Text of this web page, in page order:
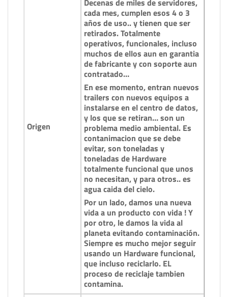
Origen
Decenas de miles de servidores,
cada mes, cumplen esos 4 o 3
años de uso.. y tienen que ser
retirados. Totalmente
operativos, funcionales, incluso
muchos de ellos aun en garantia
de fabricante y con soporte aun
contratado…
En ese momento, entran nuevos
trailers con nuevos equipos a
instalarse en el centro de datos,
y los que se retiran… son un
problema medio ambiental. Es
contanimacion que se debe
evitar, son toneladas y
toneladas de Hardware
totalmente funcional que unos
no necesitan, y para otros.. es
agua caida del cielo.
Por un lado, damos una nueva
vida a un producto con vida ! Y
por otro, le damos la vida al
planeta evitando contaminación.
Siempre es mucho mejor seguir
usando un Hardware funcional,
que incluso reciclarlo. EL
proceso de reciclaje tambien
contamina.